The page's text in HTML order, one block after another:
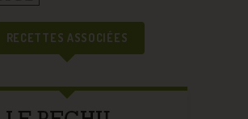
RECETTES ASSOCIÉES